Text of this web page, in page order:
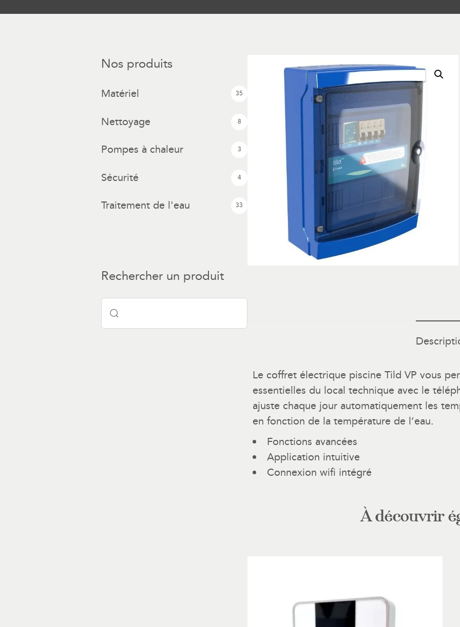
Le coffret électrique piscine Tild VP vous
essentielles du local technique avec le
ajuste chaque jour automatiquement les
en fonction de la température de l’eau.
Fonctions avancées
Application intuitive
Connexion wifi intégré
À découvrir
Nos produits
Matériel 35
Nettoyage 8
Pompes à chaleur 3
Sécurité 4
Traitement de l'eau 33
Rechercher un produit